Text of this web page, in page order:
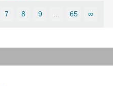
7 8 9 65 ∞